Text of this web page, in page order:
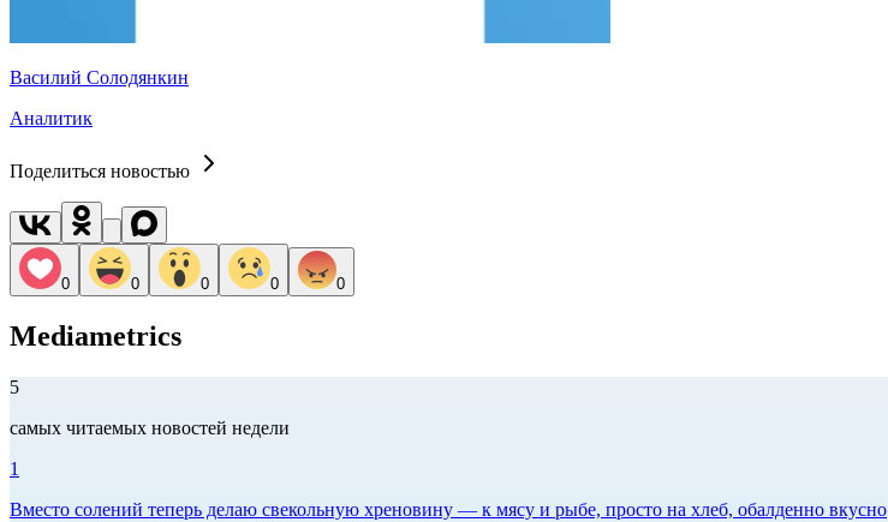
Василий Солодянкин
Аналитик
Поделиться новостью
0 0 0 0 0
Mediametrics
5
самых читаемых новостей недели
1
Вместо солений теперь делаю свекольную хреновину — к мясу и рыбе, просто на хлеб, обалденно вкусно